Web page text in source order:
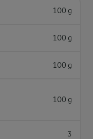
100 g
100 g
100 g
100 g
3